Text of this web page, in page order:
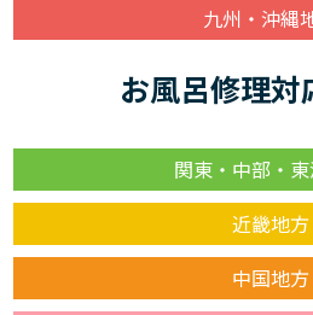
九州・沖縄
お風呂修理対
関東・中部・
近畿地方
中国地方